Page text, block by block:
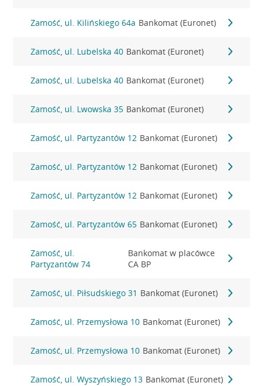
Zamość, ul. Kilińskiego 64a Bankomat (Euronet)
Zamość, ul. Lubelska 40 Bankomat (Euronet)
Zamość, ul. Lubelska 40 Bankomat (Euronet)
Zamość, ul. Lwowska 35 Bankomat (Euronet)
Zamość, ul. Partyzantów 12 Bankomat (Euronet)
Zamość, ul. Partyzantów 12 Bankomat (Euronet)
Zamość, ul. Partyzantów 12 Bankomat (Euronet)
Zamość, ul. Partyzantów 65 Bankomat (Euronet)
Zamość, ul.
Partyzantów 74
Bankomat w placówce
CA BP
Zamość, ul. Piłsudskiego 31 Bankomat (Euronet)
Zamość, ul. Przemysłowa 10 Bankomat (Euronet)
Zamość, ul. Przemysłowa 10 Bankomat (Euronet)
Zamość, ul. Wyszyńskiego 13 Bankomat (Euronet)